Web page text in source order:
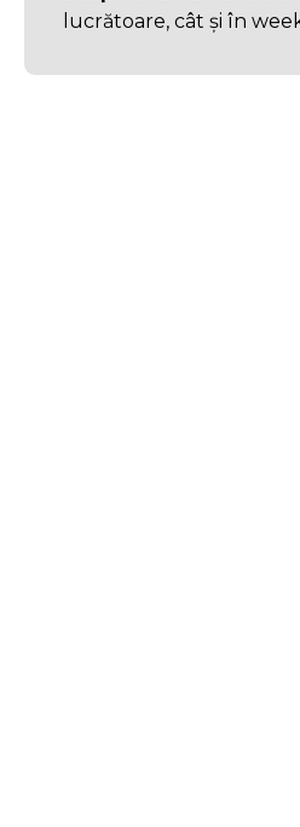
lucrătoare, cât și în